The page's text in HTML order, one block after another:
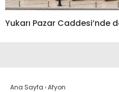
Yukarı Pazar Caddesi’nde
Ana Sayfa ›Afyon